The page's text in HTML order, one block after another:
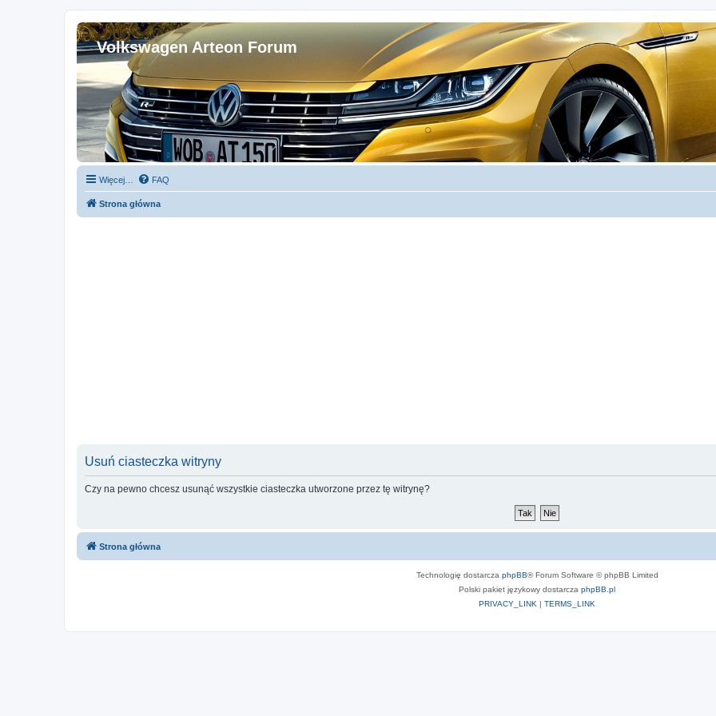
Volkswagen Arteon Forum
Więcej… FAQ
Strona główna
Usuń ciasteczka witryny
Czy na pewno chcesz usunąć wszystkie ciasteczka utworzone przez tę witrynę?
Strona główna
Technologię dostarcza phpBB® Forum Software © phpBB Limited
Polski pakiet językowy dostarcza phpBB.pl
PRIVACY_LINK | TERMS_LINK